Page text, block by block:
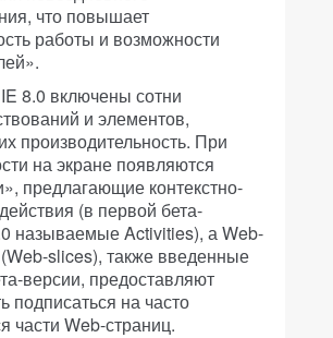
что повышает
работы и возможности
8.0 включены сотни
и элементов,
производительность. При
на экране появляются
предлагающие контекстно-
(в первой бета-
называемые Activities), а Web-
slices), также введенные
версии, предоставляют
подписаться на часто
части Web-страниц.